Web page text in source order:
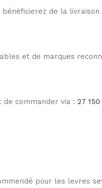
bénéficierez de la livraison
et de marques
commander via : 27
pour les levres